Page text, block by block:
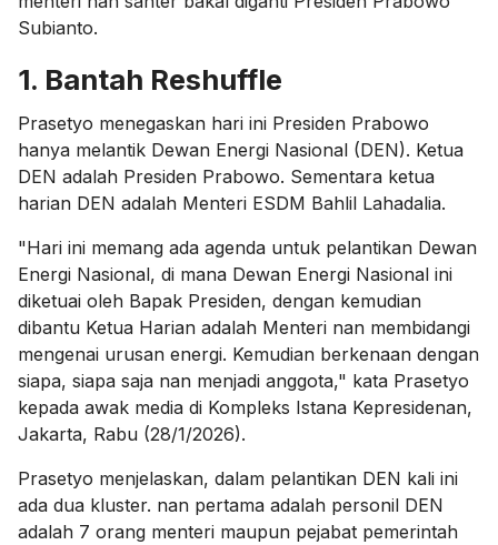
Subianto.
1. Bantah Reshuffle
Prasetyo menegaskan hari ini Presiden Prabowo
hanya melantik Dewan Energi Nasional (DEN). Ketua
DEN adalah Presiden Prabowo. Sementara ketua
harian DEN adalah Menteri ESDM Bahlil Lahadalia.
"Hari ini memang ada agenda untuk pelantikan Dewan
Energi Nasional, di mana Dewan Energi Nasional ini
diketuai oleh Bapak Presiden, dengan kemudian
dibantu Ketua Harian adalah Menteri nan membidangi
mengenai urusan energi. Kemudian berkenaan dengan
siapa, siapa saja nan menjadi anggota," kata Prasetyo
kepada awak media di Kompleks Istana Kepresidenan,
Jakarta, Rabu (28/1/2026).
Prasetyo menjelaskan, dalam pelantikan DEN kali ini
ada dua kluster. nan pertama adalah personil DEN
adalah 7 orang menteri maupun pejabat pemerintah